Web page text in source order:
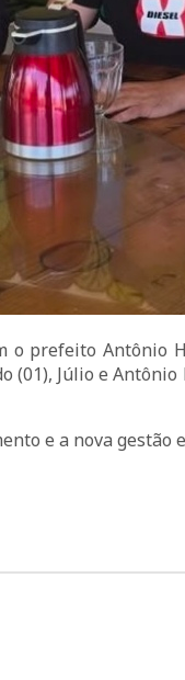
prefeito
Júlio e
e a nova gestão